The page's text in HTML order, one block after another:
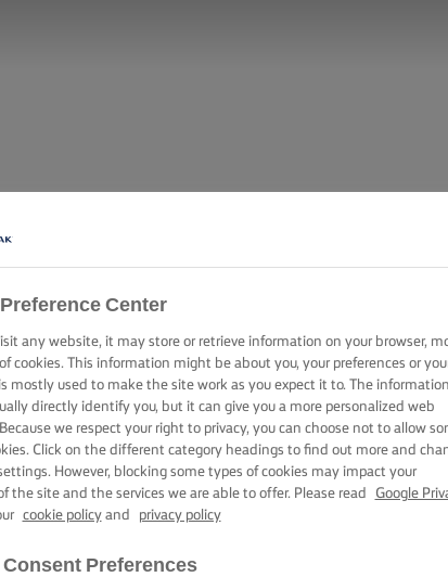
Center
any website, it may store or retrieve information on your browser,
cookies. This information might be about you, your preferences or
mostly used to make the site work as you expect it to. The information
directly identify you, but it can give you a more personalized web
we respect your right to privacy, you can choose not to allow
Click on the different category headings to find out more and
However, blocking some types of cookies may impact your
the site and the services we are able to offer. Please read
Google
cookie policyand privacy policy
Consent Preferences